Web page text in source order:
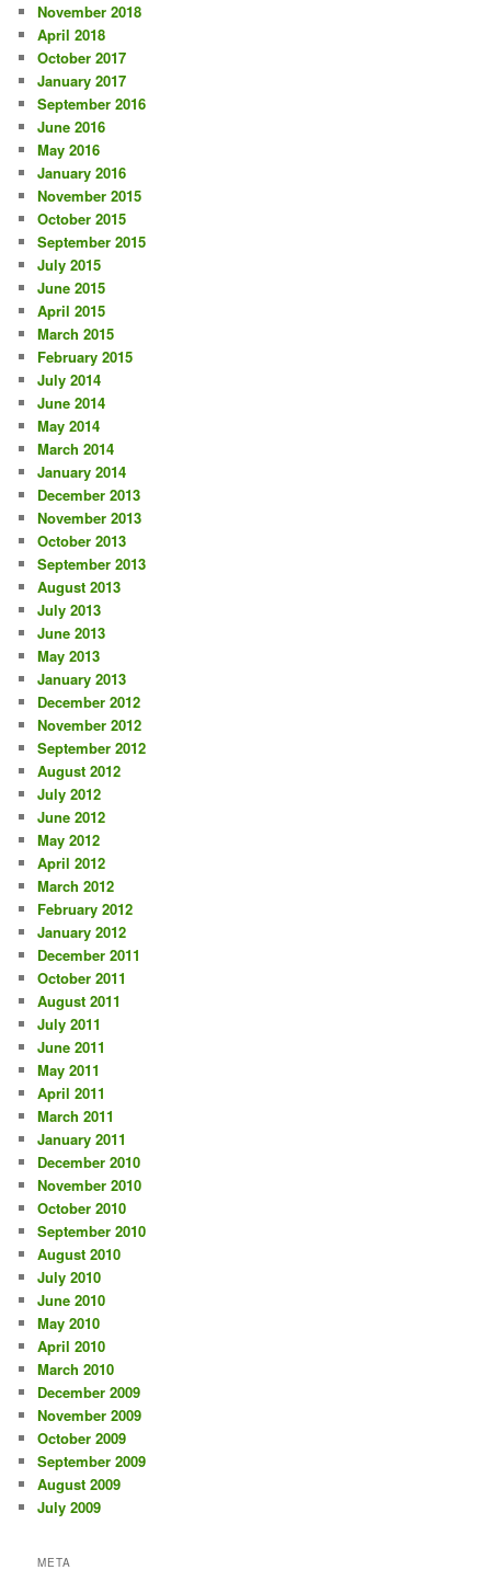
November 2018
April 2018
October 2017
January 2017
September 2016
June 2016
May 2016
January 2016
November 2015
October 2015
September 2015
July 2015
June 2015
April 2015
March 2015
February 2015
July 2014
June 2014
May 2014
March 2014
January 2014
December 2013
November 2013
October 2013
September 2013
August 2013
July 2013
June 2013
May 2013
January 2013
December 2012
November 2012
September 2012
August 2012
July 2012
June 2012
May 2012
April 2012
March 2012
February 2012
January 2012
December 2011
October 2011
August 2011
July 2011
June 2011
May 2011
April 2011
March 2011
January 2011
December 2010
November 2010
October 2010
September 2010
August 2010
July 2010
June 2010
May 2010
April 2010
March 2010
December 2009
November 2009
October 2009
September 2009
August 2009
July 2009
META